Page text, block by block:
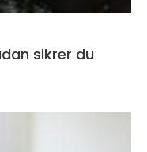
sikrer du